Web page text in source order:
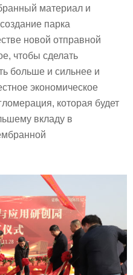
материал и
парка
новой отправной
чтобы сделать
больше и сильнее и
экономическое
которая будет
вкладу в